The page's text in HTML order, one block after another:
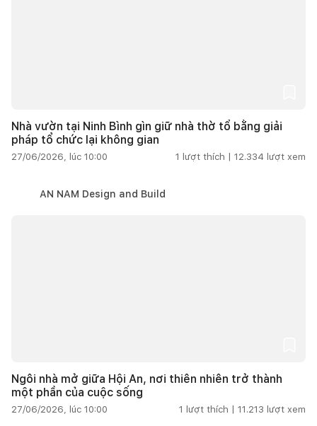
Nhà vườn tại Ninh Bình gìn giữ nhà thờ tổ bằng giải
pháp tổ chức lại không gian
27/06/2026, lúc 10:00 1 lượt thích | 12.334 lượt xem
AN NAM Design and Build
Ngôi nhà mở giữa Hội An, nơi thiên nhiên trở thành
một phần của cuộc sống
27/06/2026, lúc 10:00 1 lượt thích | 11.213 lượt xem